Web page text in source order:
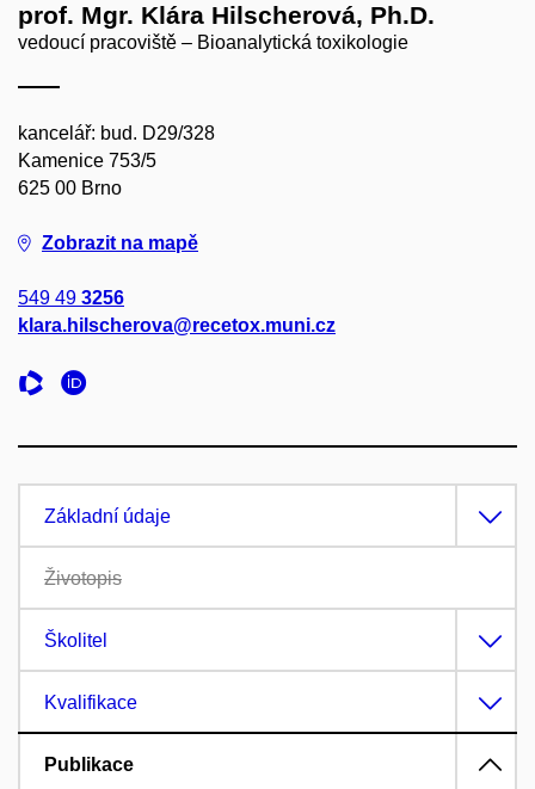
prof. Mgr. Klára Hilscherová, Ph.D.
vedoucí pracoviště – Bioanalytická toxikologie
kancelář: bud. D29/328
Kamenice 753/5
625 00 Brno
Zobrazit na mapě
549 49 3256
klara.hilscherova@recetox.muni.cz
Základní údaje
Životopis
Školitel
Kvalifikace
Publikace